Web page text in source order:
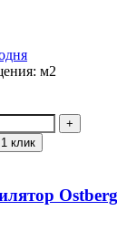
м2
клик